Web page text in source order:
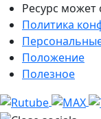
Ресурс может
Политика
Положение
Полезное